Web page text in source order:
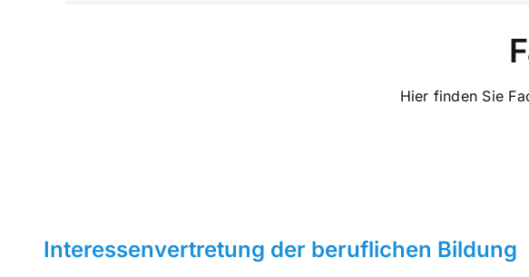
Hier finden Sie
Inter­es­sen­ver­tre­tung der beruf­li­chen Bildung